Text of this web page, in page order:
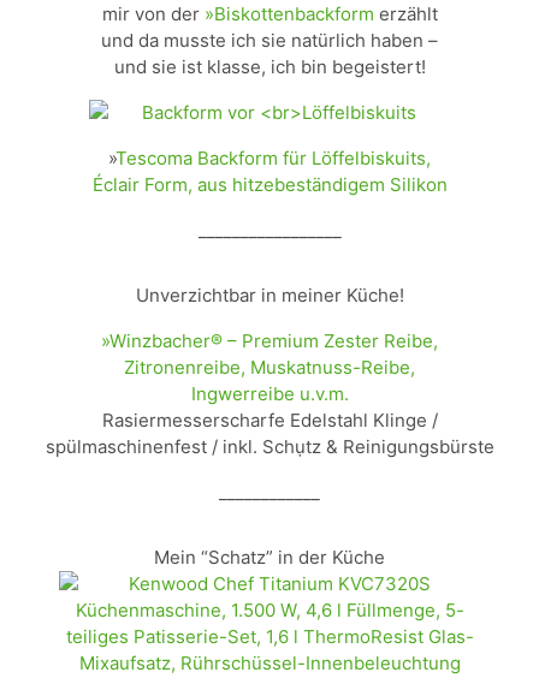
mir von der »Biskottenbackform erzählt
und da musste ich sie natürlich haben –
und sie ist klasse, ich bin begeistert!
»Tescoma Backform für Löffelbiskuits,
Éclair Form, aus hitzebeständigem Silikon
Unverzichtbar in meiner Küche!
»Winzbacher® – Premium Zester Reibe,
Zitronenreibe, Muskatnuss-Reibe,
Ingwerreibe u.v.m.
Rasiermesserscharfe Edelstahl Klinge /
spülmaschinenfest / inkl. Schụtz & Reinigungsbürste
Mein “Schatz” in der Küche